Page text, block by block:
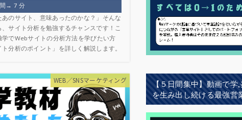
→ 7 分
あのサイト、意味あったのかな？」そんな
サイト分析を勉強するチャンスです！こ
でWebサイトの分析方法を学びたい方
分析のポイント」を詳しく解説します。
WEB／SNSマーケティング
【５日間集中】動画で学
を生み出し続ける最強営